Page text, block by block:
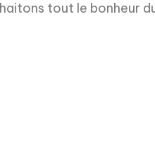
tout le bonheur